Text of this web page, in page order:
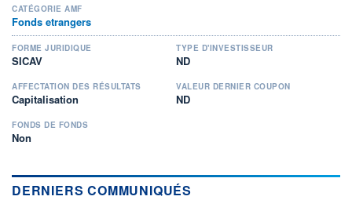
CATÉGORIE AMF
Fonds etrangers
FORME JURIDIQUE
SICAV
TYPE D'INVESTISSEUR
ND
AFFECTATION DES RÉSULTATS
Capitalisation
VALEUR DERNIER COUPON
ND
FONDS DE FONDS
Non
DERNIERS COMMUNIQUÉS